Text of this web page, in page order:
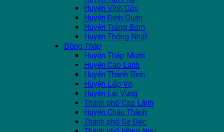
Huyện Vĩnh Cửu
Huyện Định Quán
Huyện Trảng Bom
Huyện Thống Nhất
Đồng Tháp
Huyện Tháp Mười
Huyện Cao Lãnh
Huyện Thanh Bình
Huyện Lấp Vò
Huyện Lai Vung
Thành phố Cao Lãnh
Huyện Châu Thành
Thành phố Sa Đéc